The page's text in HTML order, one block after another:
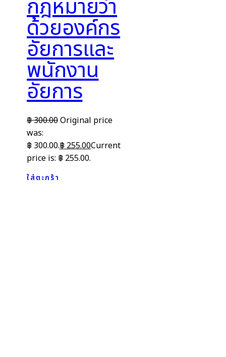
กฎหมายว่า
ด้วยองค์กร
อัยการและ
พนักงาน
อัยการ
฿300.00Original price
was:
฿ 300.00.฿255.00Current
price is: ฿ 255.00.
ใส่ตะกร้า